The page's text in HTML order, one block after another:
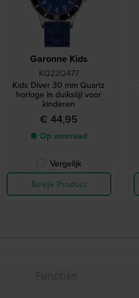
Garonne Kids
KQ22Q477
Kids Diver 30 mm Quartz
horloge in duikstijl voor
kinderen
€ 44,95
● Op voorraad
Vergelijk
Bekijk Product